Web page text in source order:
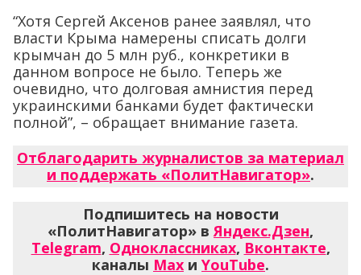
“Хотя Сергей Аксенов ранее заявлял, что
власти Крыма намерены списать долги
крымчан до 5 млн руб., конкретики в
данном вопросе не было. Теперь же
очевидно, что долговая амнистия перед
украинскими банками будет фактически
полной”, – обращает внимание газета.
Отблагодарить журналистов за материал
и поддержать «ПолитНавигатор».
Подпишитесь на новости
«ПолитНавигатор» вЯндекс.Дзен,
Telegram, Одноклассниках, Вконтакте,
каналы Max и YouTube.